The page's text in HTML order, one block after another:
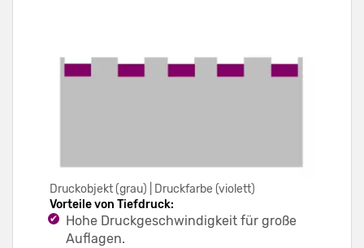
Druckobjekt (grau) | Druckfarbe (violett)
Vorteile von Tiefdruck:
Hohe Druckgeschwindigkeit für große
Auflagen.